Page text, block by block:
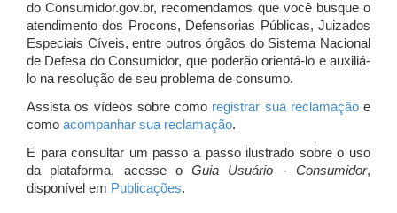
do Consumidor.gov.br, recomendamos que você busque o
atendimento dos Procons, Defensorias Públicas, Juizados
Especiais Cíveis, entre outros órgãos do Sistema Nacional
de Defesa do Consumidor, que poderão orientá-lo e auxiliá-
lo na resolução de seu problema de consumo.
Assista os vídeos sobre como registrar sua reclamaçãoe
como acompanhar sua reclamação.
E para consultar um passo a passo ilustrado sobre o uso
da plataforma, acesse oGuia Usuário - Consumidor,
disponível em Publicações.